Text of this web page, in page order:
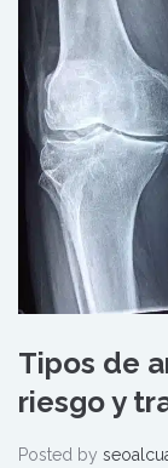
Tipos de
riesgo y
Posted by